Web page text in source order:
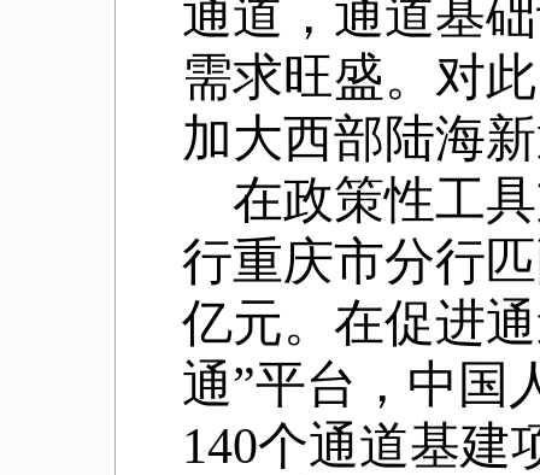
通道，通道基
需求旺盛。 对
加大西部陆海
在政策性工
行重庆市分行
亿元。在促进
通”平台， 中国
140个通道基建